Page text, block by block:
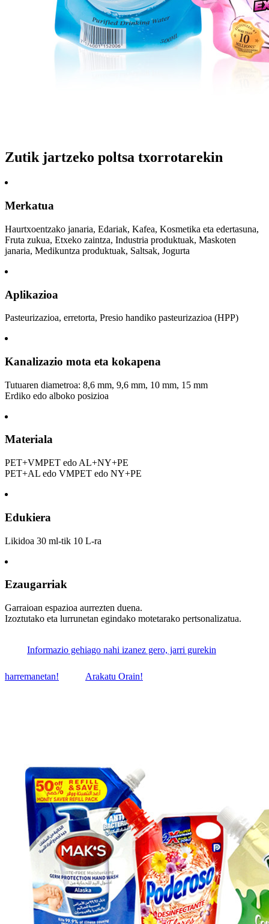
Zutik jartzeko poltsa txorrotarekin
Merkatua
Haurtxoentzako janaria, Edariak, Kafea, Kosmetika eta edertasuna,
Fruta zukua, Etxeko zaintza, Industria produktuak, Maskoten
janaria, Medikuntza produktuak, Saltsak, Jogurta
Aplikazioa
Pasteurizazioa, erretorta, Presio handiko pasteurizazioa (HPP)
Kanalizazio mota eta kokapena
Tutuaren diametroa: 8,6 mm, 9,6 mm, 10 mm, 15 mm
Erdiko edo alboko posizioa
Materiala
PET+VMPET edo AL+NY+PE
PET+AL edo VMPET edo NY+PE
Edukiera
Likidoa 30 ml-tik 10 L-ra
Ezaugarriak
Garraioan espazioa aurrezten duena.
Izoztutako eta lurrunetan egindako motetarako pertsonalizatua.
Informazio gehiago nahi izanez gero, jarri gurekin
harremanetan! Arakatu Orain!